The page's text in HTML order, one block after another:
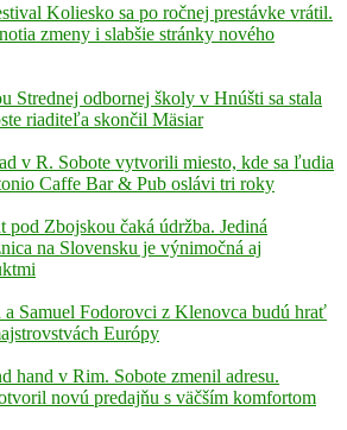
Koliesko sa po ročnej prestávke vrátil.
zmeny i slabšie stránky nového
Strednej odbornej školy v Hnúšti sa stala
riaditeľa skončil Mäsiar
v R. Sobote vytvorili miesto, kde sa ľudia
Caffe Bar & Pub oslávi tri roky
pod Zbojskou čaká údržba. Jediná
na Slovensku je výnimočná aj
a Samuel Fodorovci z Klenovca budú hrať
Európy
hand v Rim. Sobote zmenil adresu.
novú predajňu s väčším komfortom